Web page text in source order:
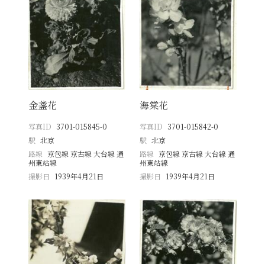
金盞花
写真ID 3701-015845-0
駅 北京
路線 京包線 京古線 大台線 通
州東站線
撮影日
1939年4月21日
海棠花
写真ID 3701-015842-0
駅 北京
路線 京包線 京古線 大台線 通
州東站線
撮影日
1939年4月21日